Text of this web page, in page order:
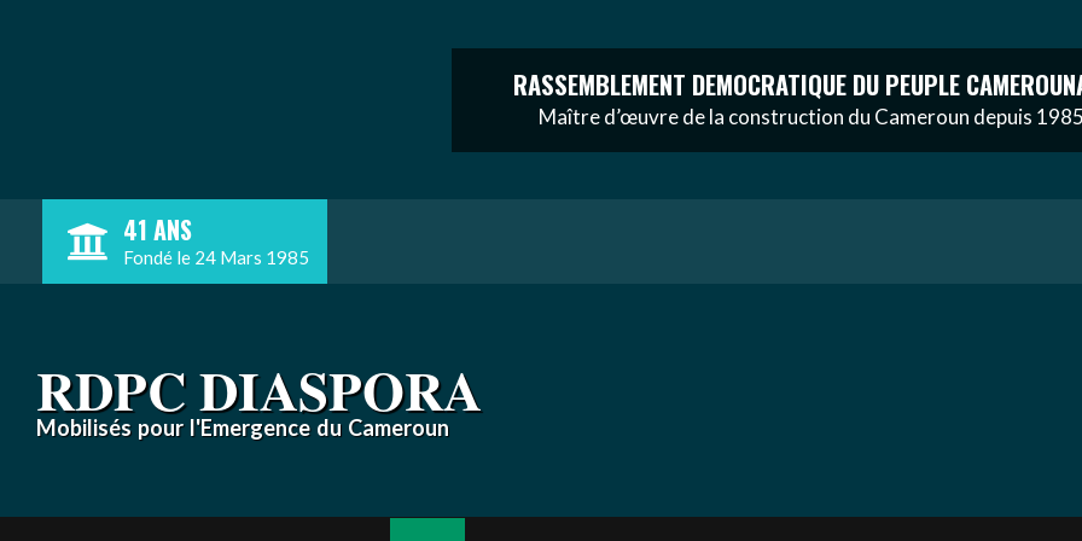
RASSEMBLEMENT DEMOCRATIQUE DU PEUPLE
Maître d’œuvre de la construction du Cameroun depuis 1985
41 ANS
Fondé le 24 Mars 1985
RDPC DIASPORA
Mobilisés pour l'Emergence du Cameroun